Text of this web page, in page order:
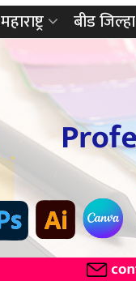
महाराष्ट्र बीड जिल्हा